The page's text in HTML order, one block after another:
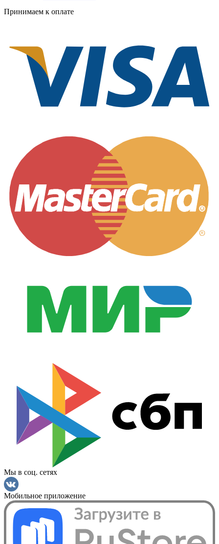
Принимаем к оплате
Мы в соц. сетях
Мобильное приложение